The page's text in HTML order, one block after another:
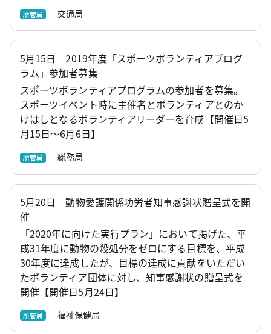
所管局 交通局
5月15日 2019年度「スポーツボランティアプログ
ラム」参加者募集
スポーツボランティアプログラムの参加者を募集。
スポーツイベント時に主催者とボランティアとのか
けはしとなるボランティアリーダーを育成【開催日5
月15日～6月6日】
所管局 総務局
5月20日 動物愛護関係功労者知事感謝状贈呈式を開
催
「2020年に向けた実行プラン」において掲げた、平
成31年度に動物の殺処分をゼロにする目標を、平成
30年度に達成したが、目標の達成に貢献をいただい
たボランティア団体に対し、知事感謝状の贈呈式を
開催【開催日5月24日】
所管局 福祉保健局